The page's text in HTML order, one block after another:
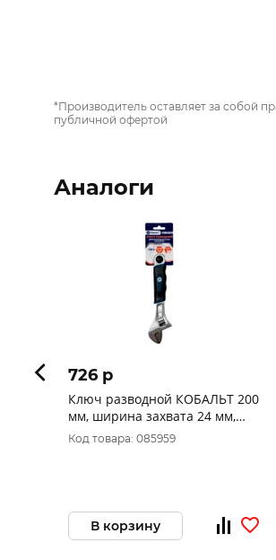
*Производитель оставляет за собой
публичной офертой
Аналоги
726 p
Ключ разводной КОБАЛЬТ 200
мм, ширина захвата 24 мм,
двухкомпонентная рукоятка
CR-V (1 шт.) 647-550
Код товара: 085959
В корзину